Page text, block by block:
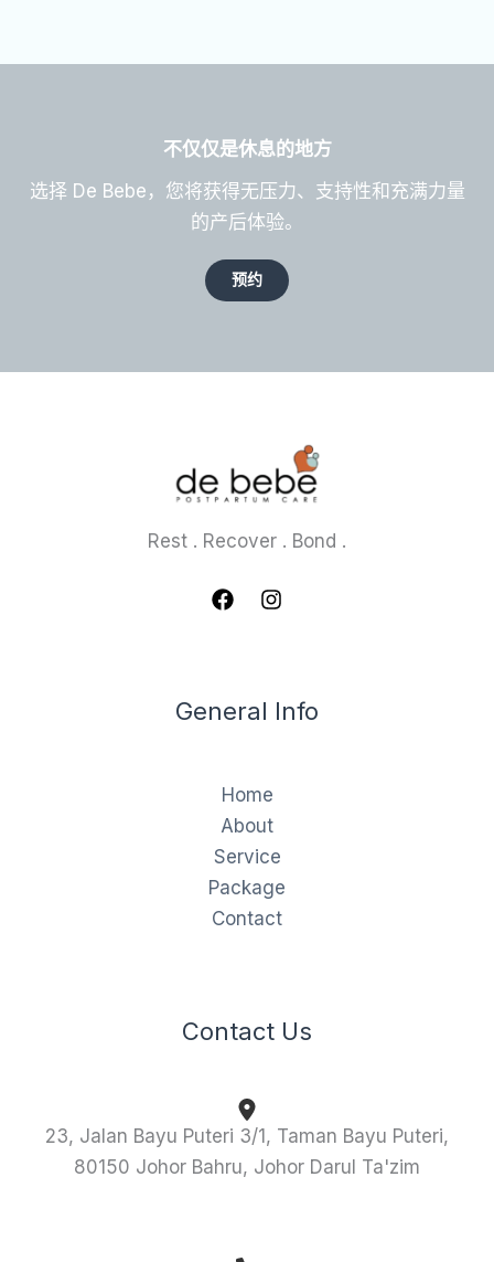
不仅仅是休息的地方
选择 De Bebe，您将获得无压力、支持性和充满力量
的产后体验。
预约
Rest . Recover . Bond .
General Info
Home
About
Service
Package
Contact
Contact Us
23, Jalan Bayu Puteri 3/1, Taman Bayu Puteri,
80150 Johor Bahru, Johor Darul Ta'zim